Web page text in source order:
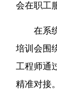
会在职工
在系
培训会围
工程师通
精准对接。